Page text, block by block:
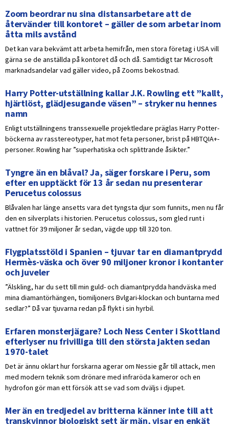
Zoom beordrar nu sina distansarbetare att de
återvänder till kontoret – gäller de som arbetar inom
åtta mils avstånd
Det kan vara bekvämt att arbeta hemifrån, men stora företag i USA vill
gärna se de anställda på kontoret då och då. Samtidigt tar Microsoft
marknadsandelar vad gäller video, på Zooms bekostnad.
Harry Potter-utställning kallar J.K. Rowling ett ”kallt,
hjärtlöst, glädjesugande väsen” – stryker nu hennes
namn
Enligt utställningens transsexuelle projektledare präglas Harry Potter-
böckerna av rasstereotyper, hat mot feta personer, brist på HBTQIA+-
personer. Rowling har ”superhatiska och splittrande åsikter.”
Tyngre än en blåval? Ja, säger forskare i Peru, som
efter en upptäckt för 13 år sedan nu presenterar
Perucetus colossus
Blåvalen har länge ansetts vara det tyngsta djur som funnits, men nu får
den en silverplats i historien. Perucetus colossus, som gled runt i
vattnet för 39 miljoner år sedan, vägde upp till 320 ton.
Flygplatsstöld i Spanien – tjuvar tar en diamantprydd
Hermès-väska och över 90 miljoner kronor i kontanter
och juveler
”Älskling, har du sett till min guld- och diamantprydda handväska med
mina diamantörhängen, tiomiljoners Bvlgari-klockan och buntarna med
sedlar?” Då var tjuvarna redan på flykt i sin hyrbil.
Erfaren monsterjägare? Loch Ness Center i Skottland
efterlyser nu frivilliga till den största jakten sedan
1970-talet
Det är ännu oklart hur forskarna agerar om Nessie går till attack, men
med modern teknik som drönare med infraröda kameror och en
hydrofon gör man ett försök att se vad som dväljs i djupet.
Mer än en tredjedel av britterna känner inte till att
transkvinnor biologiskt sett är män, visar en enkät